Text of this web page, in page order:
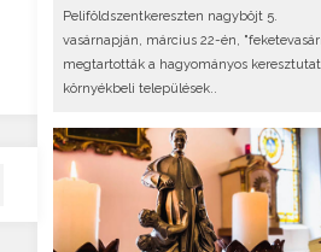
Peliföldszentkereszten nagyböjt 5.
vasárnapján, március 22-én,
megtartották a hagyományos
környékbeli települések..